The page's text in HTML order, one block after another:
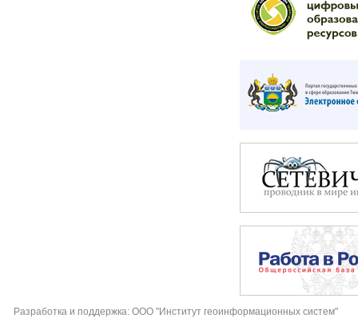
Разработка и поддержка: ООО "Институт геоинформационных систем"